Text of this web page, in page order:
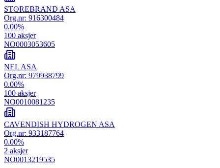
STOREBRAND ASA
Org.nr: 916300484
0.00%
100 aksjer
NO0003053605
NEL ASA
Org.nr: 979938799
0.00%
100 aksjer
NO0010081235
CAVENDISH HYDROGEN ASA
Org.nr: 933187764
0.00%
2 aksjer
NO0013219535